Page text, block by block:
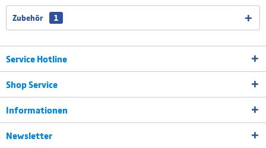
Zubehör 1
Service Hotline
Shop Service
Informationen
Newsletter